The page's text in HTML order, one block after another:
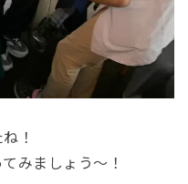
！
みましょう～！